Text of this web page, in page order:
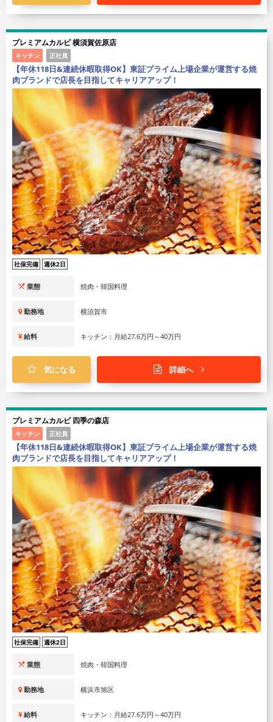
プレミアムカルビ 横須賀佐原店
キッチン 正社員
【年休118日&連続休暇取得OK】東証プライム上場企業が運営する焼
肉ブランドで店長を目指してキャリアアップ！
社保完備 週休2日
業態 焼肉・韓国料理
勤務地 横須賀市
給料 キッチン：月給27.6万円～40万円
気になる 詳細へ
プレミアムカルビ 四季の森店
キッチン 正社員
【年休118日&連続休暇取得OK】東証プライム上場企業が運営する焼
肉ブランドで店長を目指してキャリアアップ！
社保完備 週休2日
業態 焼肉・韓国料理
勤務地 横浜市旭区
給料 キッチン：月給27.6万円～40万円